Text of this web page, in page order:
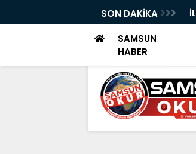
SON DAKİKA
TEKNOFEST ŞANLIURFA FİNALİNDE
SAMSUN
HABER